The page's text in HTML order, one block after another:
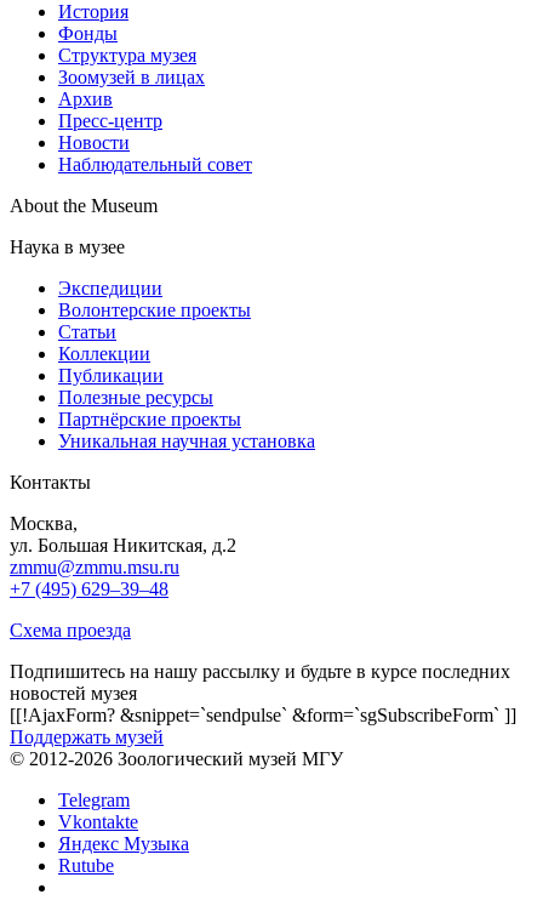
История
Фонды
Структура музея
Зоомузей в лицах
Архив
Пресс-центр
Новости
Наблюдательный совет
About the Museum
Наука в музее
Экспедиции
Волонтерские проекты
Статьи
Коллекции
Публикации
Полезные ресурсы
Партнёрские проекты
Уникальная научная установка
Контакты
Москва,
ул. Большая Никитская, д.2
zmmu@zmmu.msu.ru
+7 (495) 629–39–48
Схема проезда
Подпишитесь на нашу рассылку и будьте в курсе последних
новостей музея
[[!AjaxForm? &snippet=`sendpulse` &form=`sgSubscribeForm` ]]
Поддержать музей
© 2012-2026 Зоологический музей МГУ
Telegram
Vkontakte
Яндекс Музыка
Rutube